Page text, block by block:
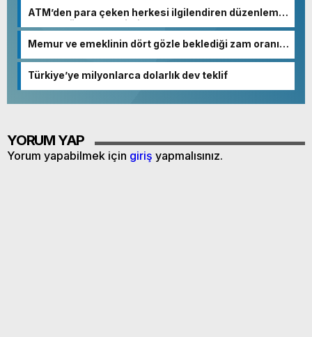
ATM’den para çeken herkesi ilgilendiren düzenleme!
Sayılar tümden değişti
Memur ve emeklinin dört gözle beklediği zam oranı
Türkiye’ye milyonlarca dolarlık dev teklif
YORUM YAP
Yorum yapabilmek için giriş yapmalısınız.